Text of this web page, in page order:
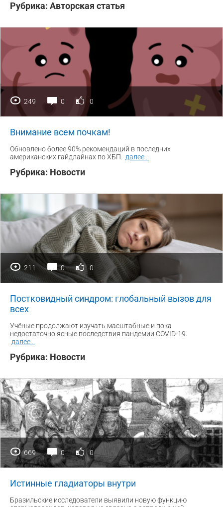
Рубрика: Авторская статья
249 0 0
Внимание всем почкам!
Обновлено более 90% рекомендаций в последних
американских гайдлайнах по ХБП.
далее
Рубрика: Новости
211 0 0
Постковидный синдром: глобальный вызов для
всех
Учёные продолжают изучать масштабные и пока
недостаточно ясные последствия пандемии COVID-19.
далее
Рубрика: Новости
669 0 0
Истинные гладиаторы внутри
Бразильские исследователи выявили новую функцию